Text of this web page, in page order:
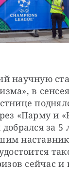
научную
в
«Парму и
за 5
сейчас